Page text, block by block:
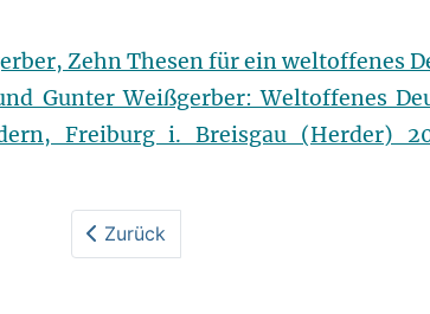
Zehn Thesen für ein weltoffenes
Gunter Weißgerber: Weltoffenes
Freiburg i. Breisgau (Herder)
Zurück